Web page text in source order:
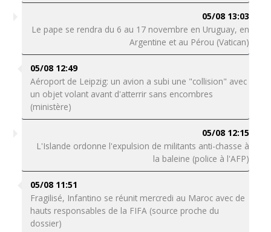
05/08 13:03
Le pape se rendra du 6 au 17 novembre en Uruguay, en
Argentine et au Pérou (Vatican)
05/08 12:49
Aéroport de Leipzig: un avion a subi une "collision" avec
un objet volant avant d'atterrir sans encombres
(ministère)
05/08 12:15
L'Islande ordonne l'expulsion de militants anti-chasse à
la baleine (police à l'AFP)
05/08 11:51
Fragilisé, Infantino se réunit mercredi au Maroc avec de
hauts responsables de la FIFA (source proche du
dossier)